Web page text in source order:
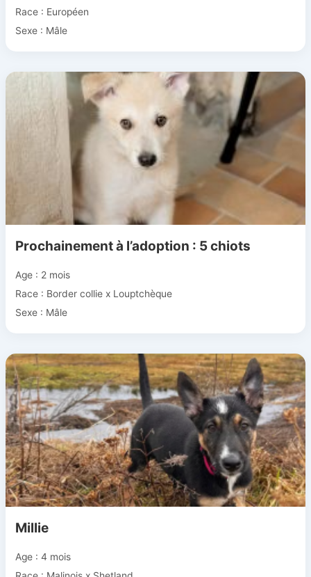
Race : Européen
Sexe : Mâle
Prochainement à l’adoption : 5 chiots
Age : 2 mois
Race : Border collie x Louptchèque
Sexe : Mâle
Millie
Age : 4 mois